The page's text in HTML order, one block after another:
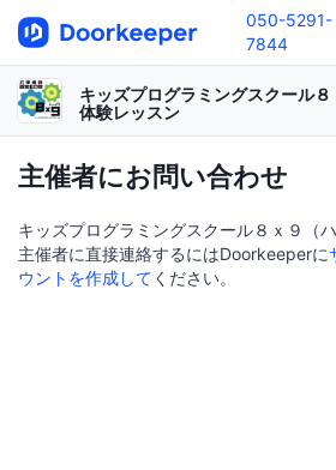
050-5291-
7844
キッズプログラミングスクール８
体験レッスン
主催者にお問い合わせ
キッズプログラミングスクール８ｘ９（
主催者に直接連絡するにはDoorkeeperに
ウントを作成して ください。